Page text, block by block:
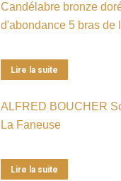
Candélabre bronze
d'abondance 5 bras de
Lire la suite
ALFRED BOUCHER
La Faneuse
Lire la suite